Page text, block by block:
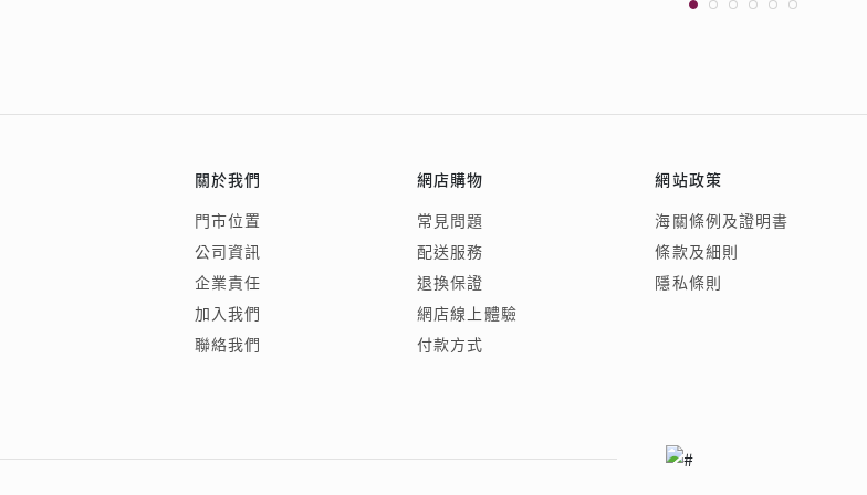
關於我們
門市位置
公司資訊
企業責任
加入我們
聯絡我們
網店購物
常見問題
配送服務
退換保證
網店線上體驗
付款方式
網站政策
海關條例及證明書
條款及細則
隱私條則